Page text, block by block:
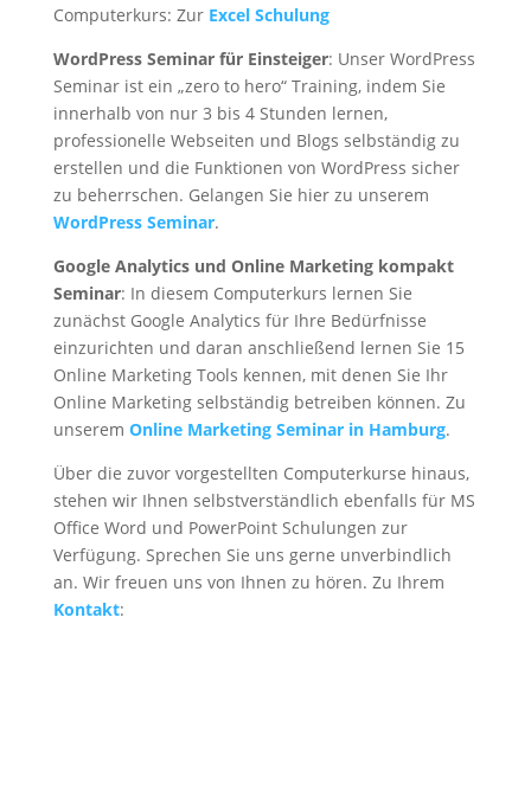
Computerkurs: Zur Excel Schulung
WordPress Seminar für Einsteiger: Unser WordPress
Seminar ist ein „zero to hero“ Training, indem Sie
innerhalb von nur 3 bis 4 Stunden lernen,
professionelle Webseiten und Blogs selbständig zu
erstellen und die Funktionen von WordPress sicher
zu beherrschen. Gelangen Sie hier zu unserem
WordPress Seminar.
Google Analytics und Online Marketing kompakt
Seminar: In diesem Computerkurs lernen Sie
zunächst Google Analytics für Ihre Bedürfnisse
einzurichten und daran anschließend lernen Sie 15
Online Marketing Tools kennen, mit denen Sie Ihr
Online Marketing selbständig betreiben können. Zu
unserem Online Marketing Seminar in Hamburg.
Über die zuvor vorgestellten Computerkurse hinaus,
stehen wir Ihnen selbstverständlich ebenfalls für MS
Office Word und PowerPoint Schulungen zur
Verfügung. Sprechen Sie uns gerne unverbindlich
an. Wir freuen uns von Ihnen zu hören. Zu Ihrem
Kontakt: